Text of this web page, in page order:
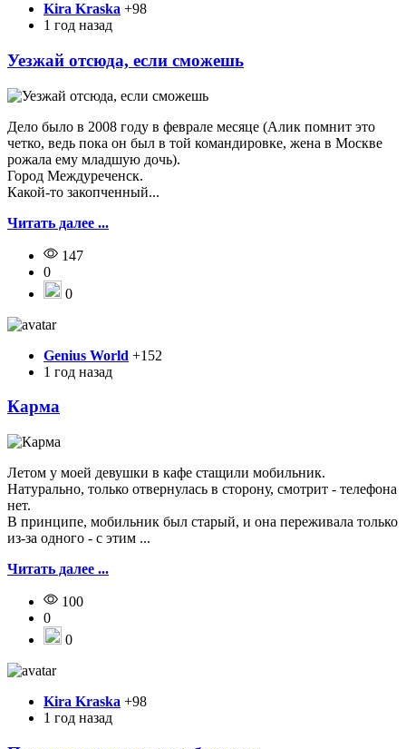
Kira Kraska +98
1 год назад
Уезжай отсюда, если сможешь
Дело было в 2008 году в феврале месяце (Алик помнит это
четко, ведь пока он был в той командировке, жена в Москве
рожала ему младшую дочь).
Город Междуреченск.
Какой-то закопченный...
Читать далее ...
147
0
0
Genius World +152
1 год назад
Карма
Летом у моей девушки в кафе стащили мобильник.
Натурально, только отвернулась в сторону, смотрит - телефона
нет.
В принципе, мобильник был старый, и она переживала только
из-за одного - с этим ...
Читать далее ...
100
0
0
Kira Kraska +98
1 год назад